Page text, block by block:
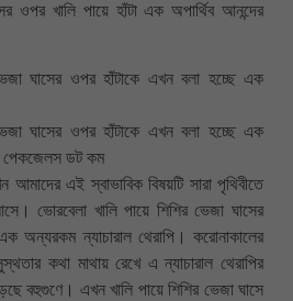
ওপর খালি পায়ে হাঁটা এক অপার্থিব আনন্দের
ঘাসের ওপর হাঁটাকে এখন বলা হচ্ছে এক
ঘাসের ওপর হাঁটাকে এখন বলা হচ্ছে এক
পেকজেলস ডট কম
এই স্বাভাবিক বিষয়টি সারা পৃথিবীতে
ভোরবেলা খালি পায়ে শিশির ভেজা ঘাসের
অন্যরকম ন্যাচারাল থেরাপি। করোনাকালের
কথা মাথায় রেখে এ ন্যাচারাল থেরাপির
বহুগুণে। এখন খালি পায়ে শিশির ভেজা ঘাসে